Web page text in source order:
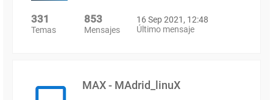
331
Temas
853
Mensajes
16 Sep 2021, 12:48
Último mensaje
MAX - MAdrid_linuX